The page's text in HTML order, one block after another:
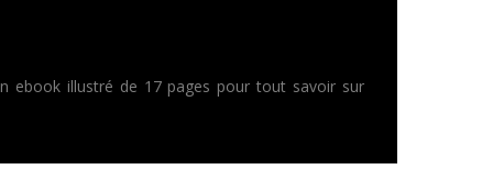
ebook illustré de 17 pages pour tout savoir sur